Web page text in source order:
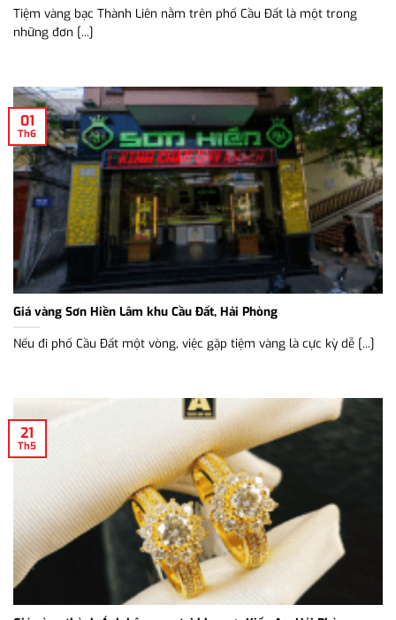
Tiệm vàng bạc Thành Liên nằm trên phố Cầu Đất là một trong
những đơn [...]
Giá vàng Sơn Hiền Lâm khu Cầu Đất, Hải Phòng
Nếu đi phố Cầu Đất một vòng, việc gặp tiệm vàng là cực kỳ dễ [...]
01
Th6
21
Th5